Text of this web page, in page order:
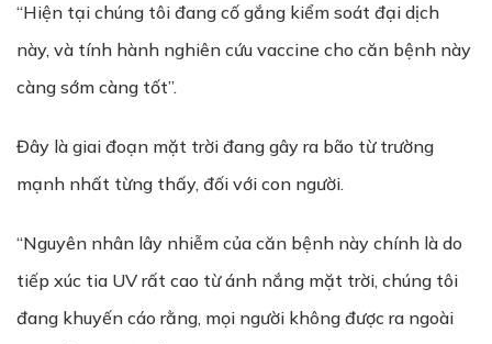
“Hiện tại chúng tôi đang cố gắng kiểm soát đại dịch
này, và tính hành nghiên cứu vaccine cho căn bệnh này
càng sớm càng tốt”.
Đây là giai đoạn mặt trời đang gây ra bão từ trường
mạnh nhất từng thấy, đối với con người.
“Nguyên nhân lây nhiễm của căn bệnh này chính là do
tiếp xúc tia UV rất cao từ ánh nắng mặt trời, chúng tôi
đang khuyến cáo rằng, mọi người không được ra ngoài